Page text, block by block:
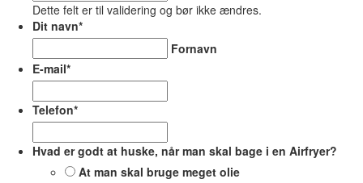
Dette felt er til validering og bør ikke ændres.
Dit navn*
Fornavn
E-mail*
Telefon*
Hvad er godt at huske, når man skal bage i en Airfryer?
At man skal bruge meget olie